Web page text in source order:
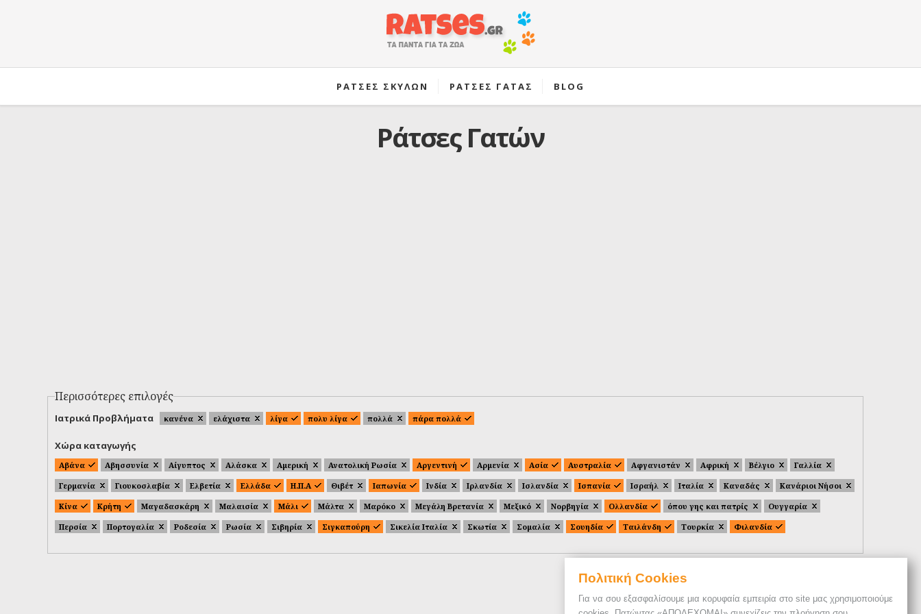
Πολιτική Cookies
Για να σου εξασφαλίσουμε μια κορυφαία εμπειρία στο site μας χρησιμοποιούμε
ΡΑΤΣΕΣ ΣΚΥΛΩΝ ΡΑΤΣΕΣ ΓΑΤΑΣ BLOG
Ράτσες Γατών
Περισσότερες επιλογές
Ιατρικά Προβλήματα κανένα ελάχιστα λίγα πολυ λίγα πολλά πάρα πολλά
Χώρα καταγωγής
Αβάνα Αβησσυνία Αίγυπτος Αλάσκα Αμερική Ανατολική Ρωσία Αργεντινή Αρμενία Ασία Αυστραλία Αφγανιστάν Αφρική Βέλγιο
Γαλλία
Γερμανία
Γιουκοσλαβία Ελβετία Ελλάδα Η.Π.Α Θιβέτ Ιαπωνία Ινδία Ιρλανδία Ισλανδία Ισπανία Ισραήλ Ιταλία Καναδάς
Κανάριοι Νήσοι
Κίνα
Κρήτη Μαγαδασκάρη Μαλαισία Μάλι Μάλτα Μαρόκο Μεγάλη Βρετανία Μεξικό Νορβηγία Ολλανδία όπου γης και πατρίς
Ουγγαρία
Περσία
Πορτογαλία Ροδεσία Ρωσία Σιβηρία Σιγκαπούρη Σικελία Ιταλία Σκωτία Σομαλία Σουηδία Ταιλάνδη Τουρκία Φιλανδία